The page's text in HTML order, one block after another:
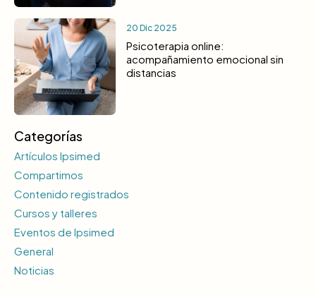
20 Dic 2025
Psicoterapia online:
acompañamiento emocional sin
distancias
Categorías
Artículos Ipsimed
Compartimos
Contenido registrados
Cursos y talleres
Eventos de Ipsimed
General
Noticias